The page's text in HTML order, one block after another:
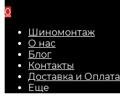
0
Шиномонтаж
О нас
Блог
Контакты
Доставка и Оплата
Еще